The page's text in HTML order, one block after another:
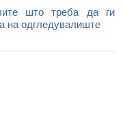
што треба да ги
на одгледувалиште